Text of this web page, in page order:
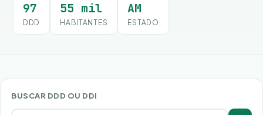
97
DDD
55 mil
HABITANTES
AM
ESTADO
BUSCAR DDD OU DDI